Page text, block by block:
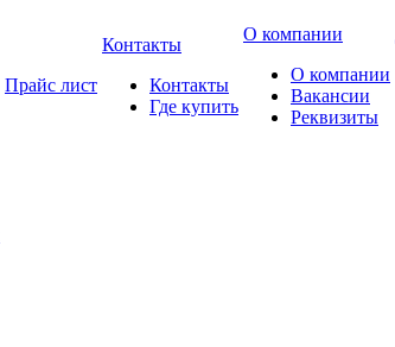
Прайс лист
Контакты
Контакты
Где купить
О компании
О компании
Вакансии
Реквизиты